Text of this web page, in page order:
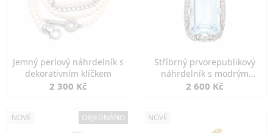
Jemný perlový náhrdelník s
dekorativním klíčkem
2 300 Kč
Stříbrný prvorepublikový
náhrdelník s modrým
spinelem
2 600 Kč
NOVÉ OBJEDNÁNO NOVÉ